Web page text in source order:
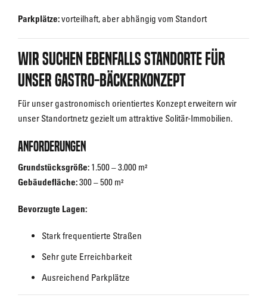
Parkplätze:vorteilhaft, aber abhängig vom Standort
Wir suchen ebenfalls Standorte für
unser Gastro-Bäckerkonzept
Für unser gastronomisch orientiertes Konzept erweitern wir
unser Standortnetz gezielt um attraktive Solitär-Immobilien.
Anforderungen
Grundstücksgröße: 1.500 – 3.000 m²
Gebäudefläche:300 – 500 m²
Bevorzugte Lagen:
Stark frequentierte Straßen
Sehr gute Erreichbarkeit
Ausreichend Parkplätze